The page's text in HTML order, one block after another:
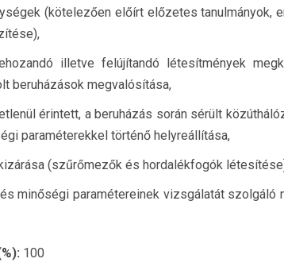
(kötelezően előírt előzetes tanulmányok,
illetve felújítandó létesítmények
beruházások megvalósítása,
érintett, a beruházás során sérült
paraméterekkel történő helyreállítása,
(szűrőmezők és hordalékfogók
minőségi paramétereinek vizsgálatát szolgáló
100